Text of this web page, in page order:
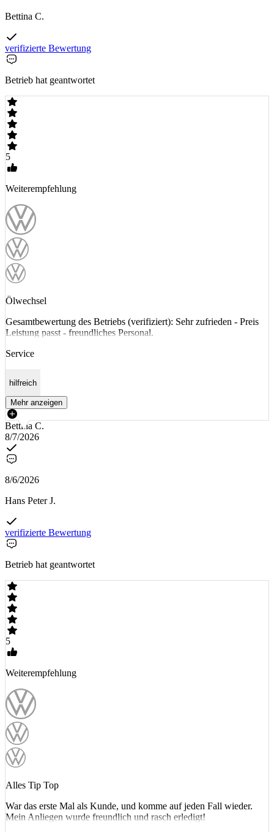
Bettina C.
verifizierte Bewertung
Betrieb hat geantwortet
5
Weiterempfehlung
Ölwechsel
Gesamtbewertung des Betriebs (verifiziert): Sehr zufrieden - Preis
Leistung passt - freundliches Personal.
Service
hilfreich
Mehr anzeigen
Bettina C.
8/7/2026
8/6/2026
Hans Peter J.
verifizierte Bewertung
Betrieb hat geantwortet
5
Weiterempfehlung
Alles Tip Top
War das erste Mal als Kunde, und komme auf jeden Fall wieder.
Mein Anliegen wurde freundlich und rasch erledigt!